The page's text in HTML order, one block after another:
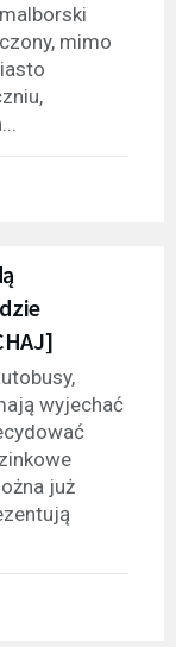
mimo
wyjechać
już